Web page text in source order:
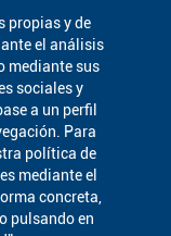
propias y de
el análisis
mediante sus
sociales y
a un perfil
Para
política de
mediante el
concreta,
pulsando en